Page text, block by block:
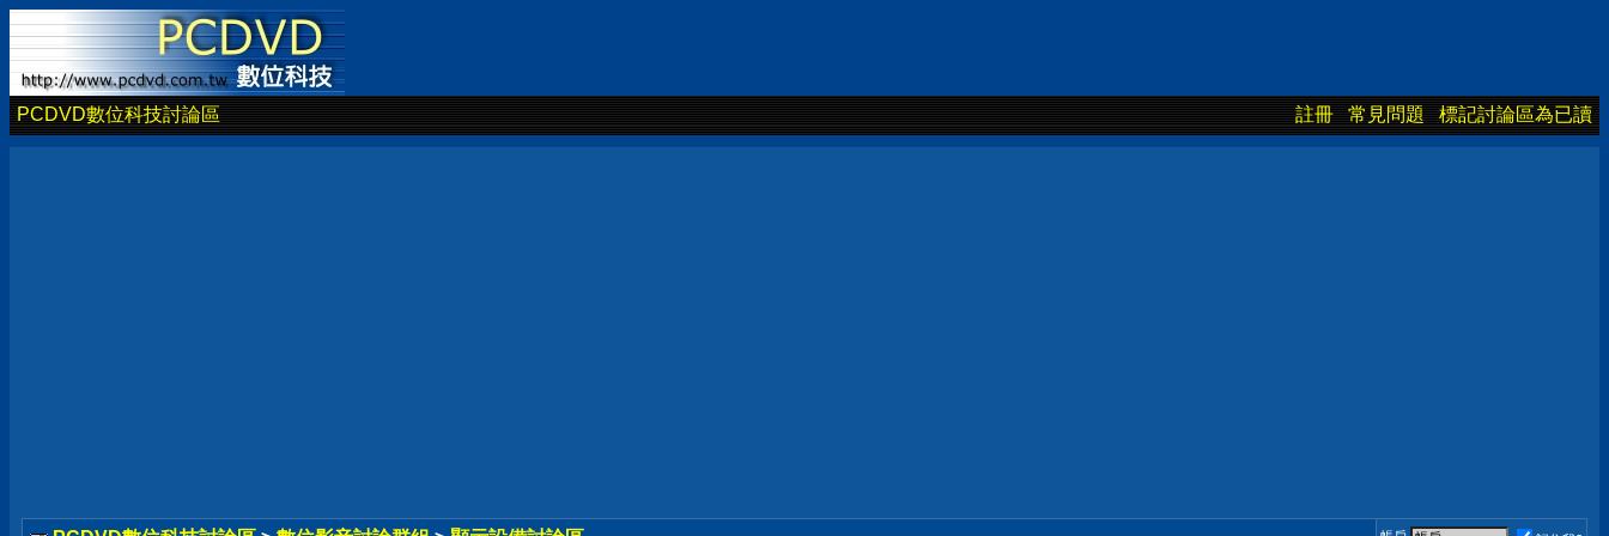
PCDVD數位科技討論區 註冊 常見問題 標記討論區為已讀